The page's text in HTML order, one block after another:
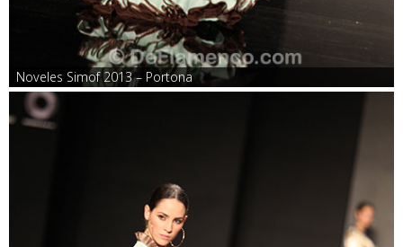
Noveles Simof 2013 – Portona